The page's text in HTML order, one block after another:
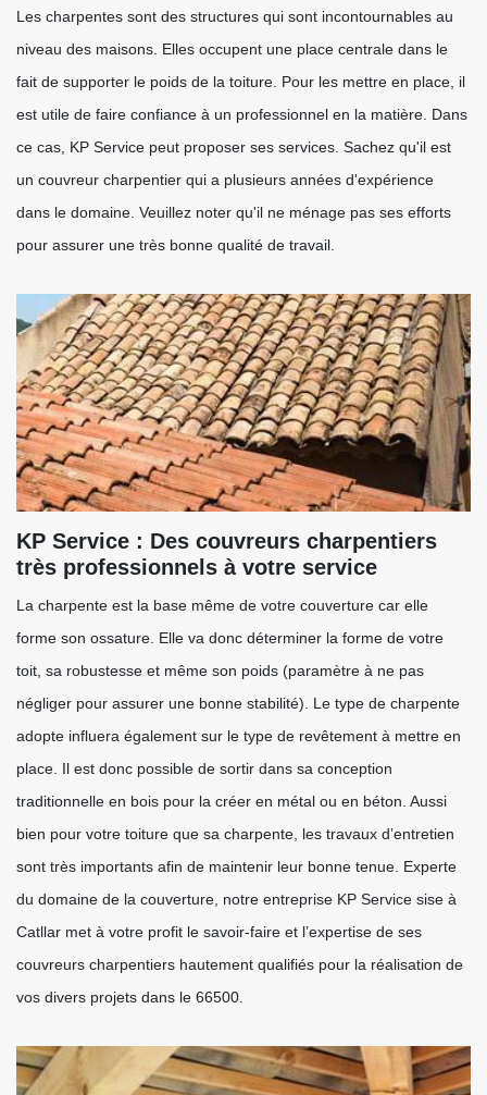
Les charpentes sont des structures qui sont incontournables au
niveau des maisons. Elles occupent une place centrale dans le
fait de supporter le poids de la toiture. Pour les mettre en place, il
est utile de faire confiance à un professionnel en la matière. Dans
ce cas, KP Service peut proposer ses services. Sachez qu'il est
un couvreur charpentier qui a plusieurs années d'expérience
dans le domaine. Veuillez noter qu'il ne ménage pas ses efforts
pour assurer une très bonne qualité de travail.
KP Service : Des couvreurs charpentiers
très professionnels à votre service
La charpente est la base même de votre couverture car elle
forme son ossature. Elle va donc déterminer la forme de votre
toit, sa robustesse et même son poids (paramètre à ne pas
négliger pour assurer une bonne stabilité). Le type de charpente
adopte influera également sur le type de revêtement à mettre en
place. Il est donc possible de sortir dans sa conception
traditionnelle en bois pour la créer en métal ou en béton. Aussi
bien pour votre toiture que sa charpente, les travaux d’entretien
sont très importants afin de maintenir leur bonne tenue. Experte
du domaine de la couverture, notre entreprise KP Service sise à
Catllar met à votre profit le savoir-faire et l’expertise de ses
couvreurs charpentiers hautement qualifiés pour la réalisation de
vos divers projets dans le 66500.